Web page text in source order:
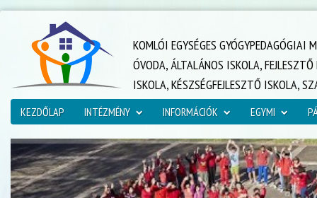
KOMLÓI EGYSÉGES GYÓGYPEDAGÓGIAI
ÓVODA, ÁLTALÁNOS ISKOLA,
ISKOLA, KÉSZSÉGFEJLESZTŐ ISKOLA,
KEZDŐLAP INTÉZMÉNY INFORMÁCIÓK EGYMI